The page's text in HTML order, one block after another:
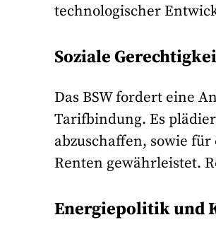
technologischer
Soziale
Das BSW fordert eine
Tarifbindung. Es
abzuschaffen, sowie
Renten gewährleistet.
Energiepolitik und